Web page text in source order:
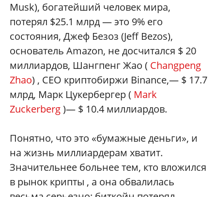
Musk), богатейший человек мира,
потерял $25.1 млрд — это 9% его
состояния, Джеф Безоз (Jeff Bezos),
основатель Amazon, не досчитался $ 20
миллиардов, Шангпенг Жао ( Changpeng
Zhao) , СЕО криптобиржи Binance,— $ 17.7
млрд, Марк Цукербергер ( Mark
Zuckerberg)— $ 10.4 миллиардов.
Понятно, что это «бумажные деньги», и
на жизнь миллиардерам хватит.
Значительнее больнее тем, кто вложился
в рынок крипты , а она обвалилась